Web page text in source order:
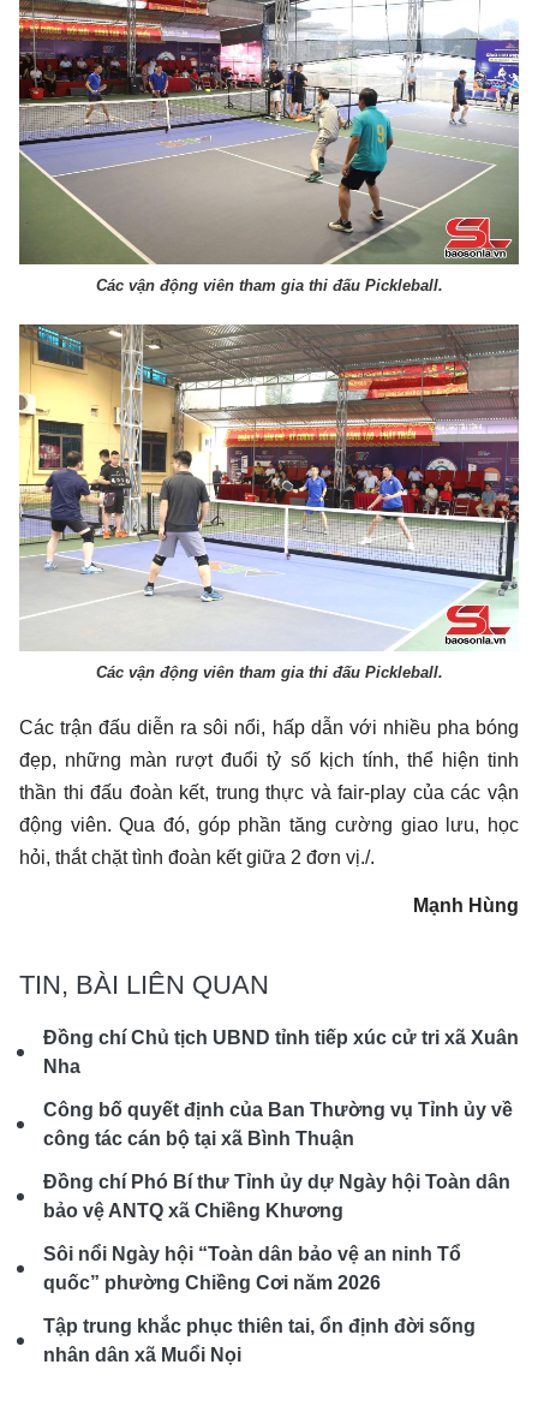
Các vận động viên tham gia thi đấu Pickleball.
Các vận động viên tham gia thi đấu Pickleball.
Các trận đấu diễn ra sôi nổi, hấp dẫn với nhiều pha bóng
đẹp, những màn rượt đuổi tỷ số kịch tính, thể hiện tinh
thần thi đấu đoàn kết, trung thực và fair-play của các vận
động viên. Qua đó, góp phần tăng cường giao lưu, học
hỏi, thắt chặt tình đoàn kết giữa 2 đơn vị./.
Mạnh Hùng
TIN, BÀI LIÊN QUAN
Đồng chí Chủ tịch UBND tỉnh tiếp xúc cử tri xã Xuân
Nha
Công bố quyết định của Ban Thường vụ Tỉnh ủy về
công tác cán bộ tại xã Bình Thuận
Đồng chí Phó Bí thư Tỉnh ủy dự Ngày hội Toàn dân
bảo vệ ANTQ xã Chiềng Khương
Sôi nổi Ngày hội “Toàn dân bảo vệ an ninh Tổ
quốc” phường Chiềng Cơi năm 2026
Tập trung khắc phục thiên tai, ổn định đời sống
nhân dân xã Muổi Nọi